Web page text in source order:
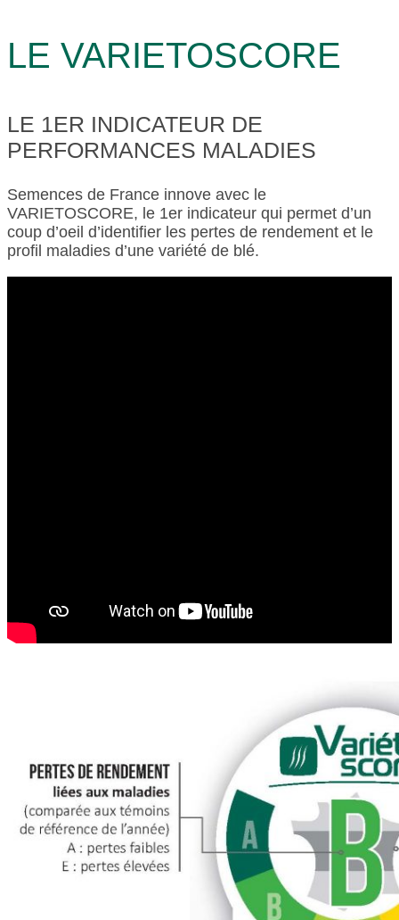
LE VARIETOSCORE
LE 1ER INDICATEUR DE
PERFORMANCES MALADIES
Semences de France innove avec le
VARIETOSCORE, le 1er indicateur qui permet d’un
coup d’oeil d’identifier les pertes de rendement et le
profil maladies d’une variété de blé.